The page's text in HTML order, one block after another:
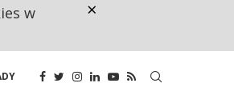
w
×